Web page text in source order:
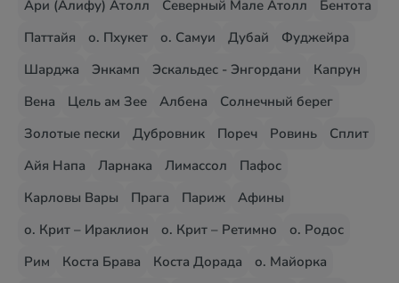
Ари (Алифу) Атолл
Северный Мале Атолл
Бентота
Паттайя
о. Пхукет о. Самуи Дубай
Фуджейра
Шарджа
Энкамп Эскальдес - Энгордани
Капрун
Вена
Цель ам Зее Албена
Солнечный берег
Золотые пески
Дубровник Пореч Ровинь
Сплит
Айя Напа
Ларнака Лимассол
Пафос
Карловы Вары
Прага Париж
Афины
о. Крит – Ираклион
о. Крит – Ретимно
о. Родос
Рим
Коста Брава Коста Дорада
о. Майорка